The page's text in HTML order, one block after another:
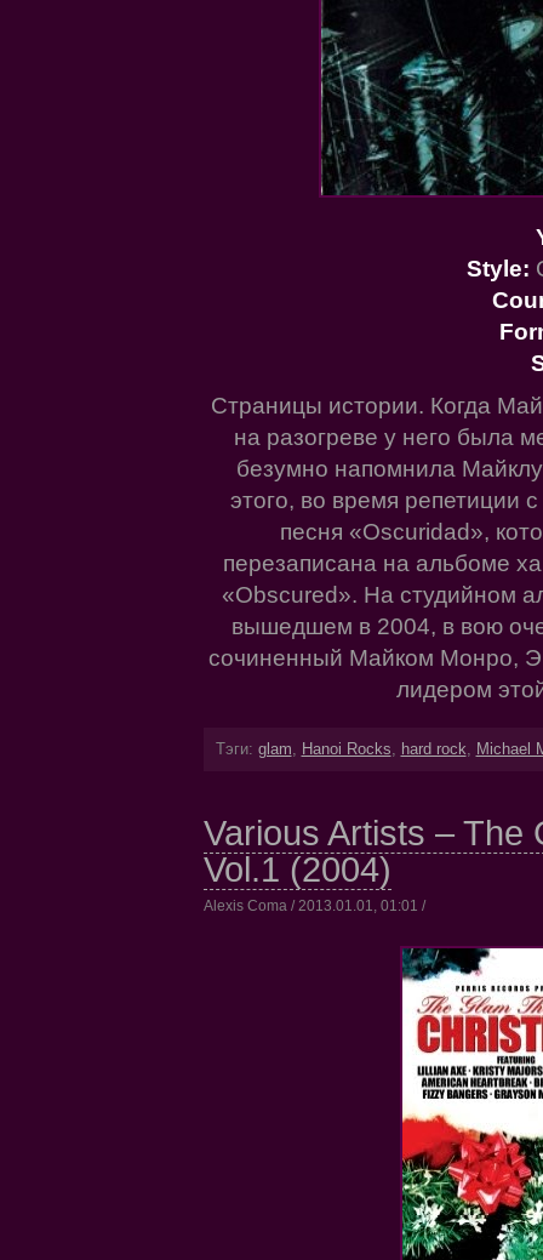
Style:
Страницы истории. Когда
на разогреве у него была
безумно напомнила
этого, во время репетиции с
песня «Oscuridad»,
перезаписана на альбоме
«Obscured». На студийном
вышедшем в 2004, в вою
сочиненный Майком Монро,
лидером
Тэги: glam Hanoi Rocks hard rock Michael
Various Artists – The
Vol.1 (2004)
Alexis Coma / 2013.01.01, 01:01 /